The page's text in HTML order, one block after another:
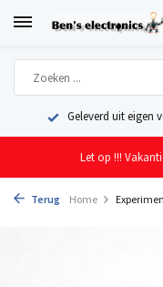
Geleverd uit eigen
Let op !!!
Terug Home